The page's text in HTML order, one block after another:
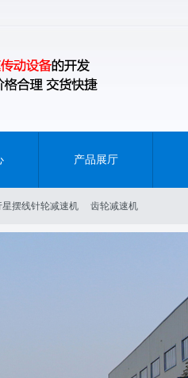
产品展厅
星摆线针轮减速机 齿轮减速机